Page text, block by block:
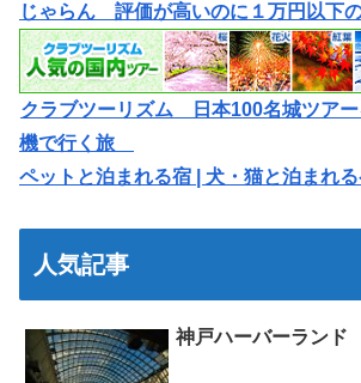
じゃらん 評価が高いのに１万円以下
クラブツーリズム 日本100名城ツア
機で行く旅
ペットと泊まれる宿 | 犬・猫と泊まれ
人気記事
神戸ハーバーランド